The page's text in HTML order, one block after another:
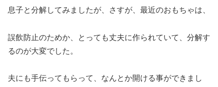
息子と分解してみましたが、さすが、最近のおもちゃは、
誤飲防止のためか、とっても丈夫に作られていて、分解す
るのが大変でした。
夫にも手伝ってもらって、なんとか開ける事ができまし